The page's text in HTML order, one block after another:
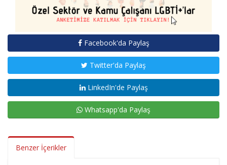
Facebook'da Paylaş
Twitter'da Paylaş
LinkedIn'de Paylaş
Whatsapp'da Paylaş
Benzer İçerikler